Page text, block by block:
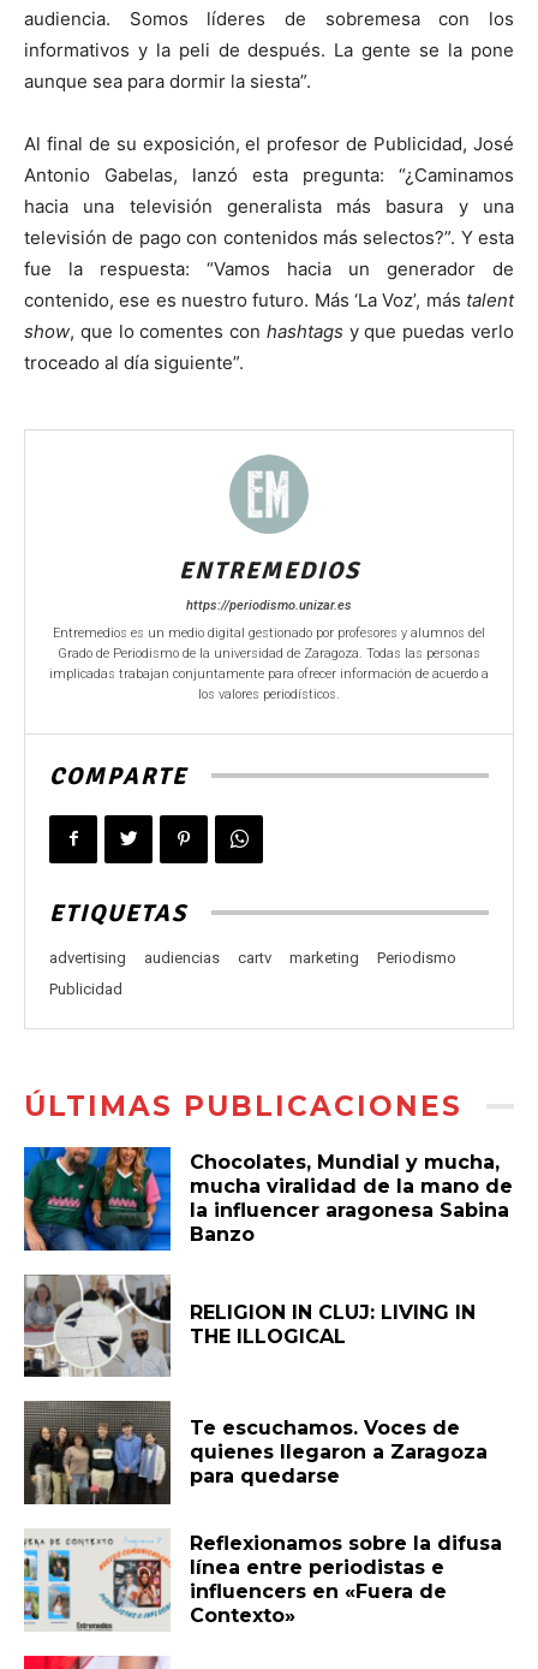
audiencia. Somos líderes de sobremesa con los
informativos y la peli de después. La gente se la pone
aunque sea para dormir la siesta”.
Al final de su exposición, el profesor de Publicidad, José
Antonio Gabelas, lanzó esta pregunta: “¿Caminamos
hacia una televisión generalista más basura y una
televisión de pago con contenidos más selectos?”. Y esta
fue la respuesta: “Vamos hacia un generador de
contenido, ese es nuestro futuro. Más ‘La Voz’, más talent
show, que lo comentes con hashtags y que puedas verlo
troceado al día siguiente”.
ENTREMEDIOS
https://periodismo.unizar.es
Entremedios es un medio digital gestionado por profesores y alumnos del
Grado de Periodismo de la universidad de Zaragoza. Todas las personas
implicadas trabajan conjuntamente para ofrecer información de acuerdo a
los valores periodísticos.
COMPARTE
ETIQUETAS
advertising audiencias cartv marketing
Periodismo
Publicidad
ÚLTIMAS PUBLICACIONES
Chocolates, Mundial y mucha,
mucha viralidad de la mano de
la influencer aragonesa Sabina
Banzo
RELIGION IN CLUJ: LIVING IN
THE ILLOGICAL
Te escuchamos. Voces de
quienes llegaron a Zaragoza
para quedarse
Reflexionamos sobre la difusa
línea entre periodistas e
influencers en «Fuera de
Contexto»